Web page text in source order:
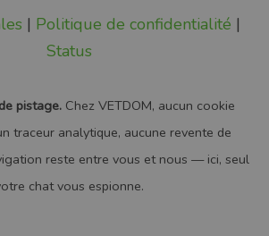
| Politique de confidentialité |
Status
pistage. Chez VETDOM, aucun cookie
traceur analytique, aucune revente de
reste entre vous et nous — ici, seul
chat vous espionne.